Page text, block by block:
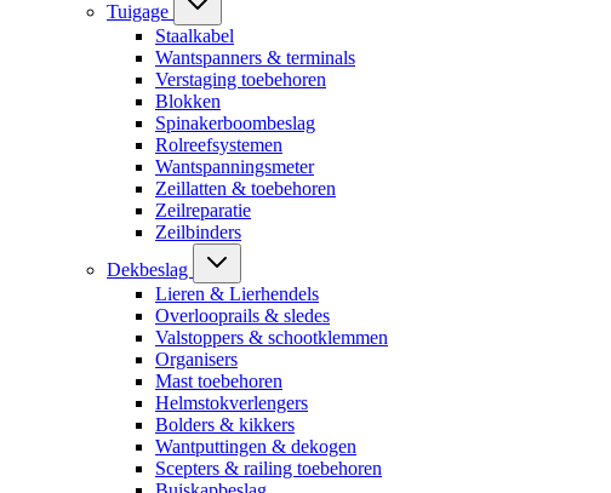
Tuigage
Staalkabel
Wantspanners & terminals
Verstaging toebehoren
Blokken
Spinakerboombeslag
Rolreefsystemen
Wantspanningsmeter
Zeillatten & toebehoren
Zeilreparatie
Zeilbinders
Dekbeslag
Lieren & Lierhendels
Overlooprails & sledes
Valstoppers & schootklemmen
Organisers
Mast toebehoren
Helmstokverlengers
Bolders & kikkers
Wantputtingen & dekogen
Scepters & railing toebehoren